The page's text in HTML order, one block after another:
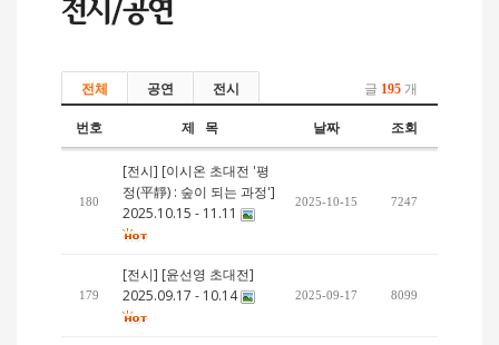
글 195 개
전체 공연 전시
번호 제 목 날짜 조회
180
[전시] [이시온 초대전 '평
정(平靜) : 숲이 되는 과정']
2025.10.15 - 11.11
2025-10-15 7247
179
[전시] [윤선영 초대전]
2025.09.17 - 10.14
2025-09-17 8099